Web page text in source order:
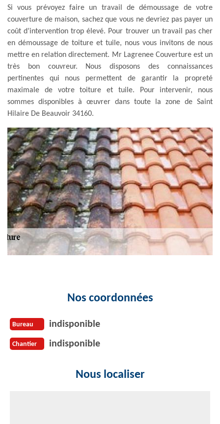
Si vous prévoyez faire un travail de démoussage de votre
couverture de maison, sachez que vous ne devriez pas payer un
coût d’intervention trop élevé. Pour trouver un travail pas cher
en démoussage de toiture et tuile, nous vous invitons de nous
mettre en relation directement. Mr Lagrenee Couverture est un
très bon couvreur. Nous disposons des connaissances
pertinentes qui nous permettent de garantir la propreté
maximale de votre toiture et tuile. Pour intervenir, nous
sommes disponibles à œuvrer dans toute la zone de Saint
Hilaire De Beauvoir 34160.
Nos coordonnées
Bureau indisponible
Chantier indisponible
Nous localiser